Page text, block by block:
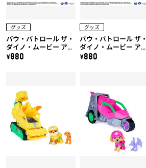
グッズ
パウ・パトロール ザ・
ダイノ・ムービー アク
リルキーホルダー（レ
\880
グッズ
パウ・パトロール ザ・
ダイノ・ムービー アク
リルキーホルダー（マ
\880